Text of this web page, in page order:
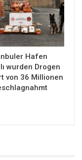
Hafen
wurden Drogen
von 36 Millionen